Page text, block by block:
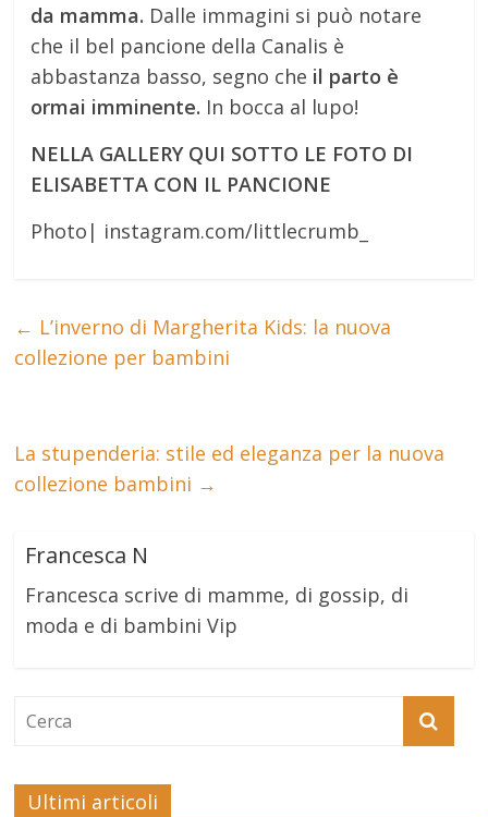
da mamma. Dalle immagini si può notare
che il bel pancione della Canalis è
abbastanza basso, segno che il parto è
ormai imminente. In bocca al lupo!
NELLA GALLERY QUI SOTTO LE FOTO DI
ELISABETTA CON IL PANCIONE
Photo| instagram.com/littlecrumb_
← L’inverno di Margherita Kids: la nuova
collezione per bambini
La stupenderia: stile ed eleganza per la nuova
collezione bambini →
Francesca N
Francesca scrive di mamme, di gossip, di
moda e di bambini Vip
Ultimi articoli